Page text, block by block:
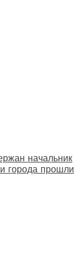
начальник
города прошли